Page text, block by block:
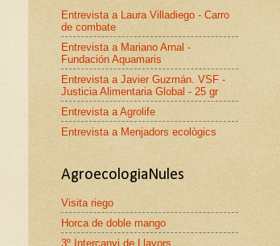
Entrevista a Laura Villadiego - Carro
de combate
Entrevista a Mariano Arnal -
Fundación Aquamaris
Entrevista a Javier Guzmán. VSF -
Justicia Alimentaria Global - 25 gr
Entrevista a Agrolife
Entrevista a Menjadors ecològics
AgroecologiaNules
Visita riego
Horca de doble mango
3º Intercanvi de Llavors